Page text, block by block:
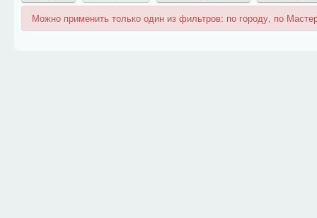
Можно применить только один из фильтров: по городу, по